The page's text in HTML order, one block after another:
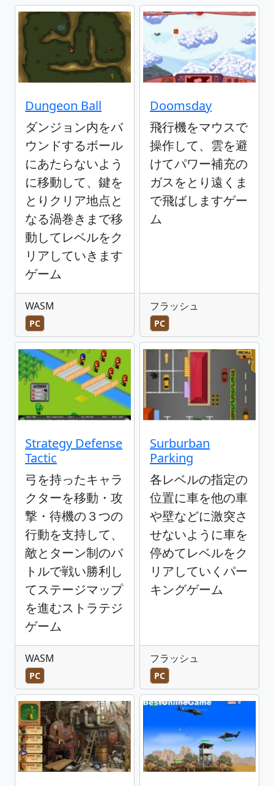
Dungeon Ball
ダンジョン内をバ
ウンドするボール
にあたらないよう
に移動して、鍵を
とりクリア地点と
なる渦巻きまで移
動してレベルをク
リアしていきます
ゲーム
WASM
PC
Doomsday
飛行機をマウスで
操作して、雲を避
けてパワー補充の
ガスをとり遠くま
で飛ばしますゲー
ム
フラッシュ
PC
Strategy Defense
Tactic
弓を持ったキャラ
クターを移動・攻
撃・待機の３つの
行動を支持して、
敵とターン制のバ
トルで戦い勝利し
てステージマップ
を進むストラテジ
ゲーム
WASM
PC
Surburban
Parking
各レベルの指定の
位置に車を他の車
や壁などに激突さ
せないように車を
停めてレベルをク
リアしていくパー
キングゲーム
フラッシュ
PC